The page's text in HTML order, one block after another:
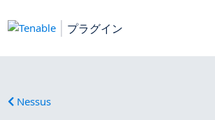
プラグイン
Nessus